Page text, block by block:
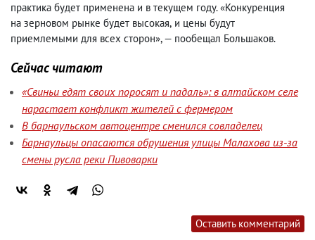
практика будет применена и в текущем году. «Конкуренция
на зерновом рынке будет высокая, и цены будут
приемлемыми для всех сторон», — пообещал Большаков.
Сейчас читают
«Свиньи едят своих поросят и падаль»: в алтайском селе
нарастает конфликт жителей с фермером
В барнаульском автоцентре сменился совладелец
Барнаульцы опасаются обрушения улицы Малахова из-за
смены русла реки Пивоварки
Оставить комментарий